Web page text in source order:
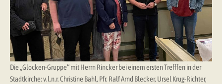
Die „Glocken-Gruppe“ mit Herrn Rincker bei einem ersten Trefffen in der
Stadtkirche: v.l.n.r. Christine Bahl, Pfr. Ralf Arnd Blecker, Ursel Krug-Richter,